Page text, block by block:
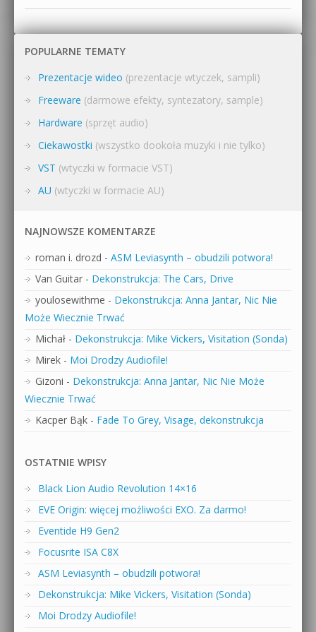
POPULARNE TEMATY
Prezentacje wideo (prezentacje wtyczek, sampli)
Freeware (darmowe efekty, syntezatory, sample)
Hardware (sprzęt audio)
Ciekawostki (wszystko dookoła muzyki i nie tylko)
VST (wtyczki w formacie VST)
AU (wtyczki w formacie AU)
NAJNOWSZE KOMENTARZE
roman i. drozd - ASM Leviasynth – obudzili potwora!
Van Guitar - Dekonstrukcja: The Cars, Drive
youlosewithme - Dekonstrukcja: Anna Jantar, Nic Nie
Może Wiecznie Trwać
Michał - Dekonstrukcja: Mike Vickers, Visitation (Sonda)
Mirek - Moi Drodzy Audiofile!
Gizoni - Dekonstrukcja: Anna Jantar, Nic Nie Może
Wiecznie Trwać
Kacper Bąk - Fade To Grey, Visage, dekonstrukcja
OSTATNIE WPISY
Black Lion Audio Revolution 14×16
EVE Origin: więcej możliwości EXO. Za darmo!
Eventide H9 Gen2
Focusrite ISA C8X
ASM Leviasynth – obudzili potwora!
Dekonstrukcja: Mike Vickers, Visitation (Sonda)
Moi Drodzy Audiofile!